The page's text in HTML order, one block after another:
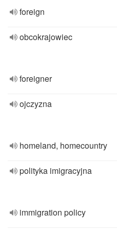
foreign
obcokrajowiec
foreigner
ojczyzna
homeland, homecountry
polityka imigracyjna
immigration policy